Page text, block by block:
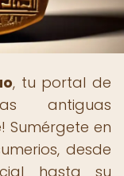
, tu portal de
antiguas
Sumérgete en
desde
hasta su